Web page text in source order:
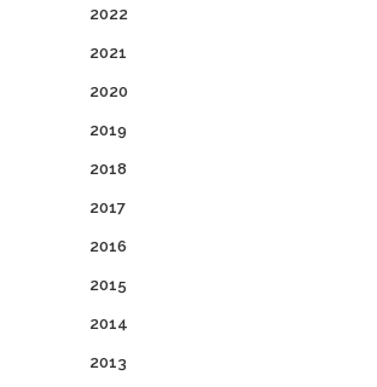
2022
2021
2020
2019
2018
2017
2016
2015
2014
2013